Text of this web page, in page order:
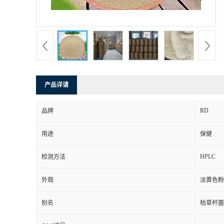
产品详请
品牌 RD
用途 保健
检测方法 HPLC
外观 淡黄色
别名 枯草杆